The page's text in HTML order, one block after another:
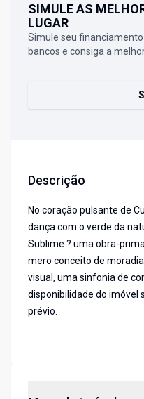
SIMULE AS
LUGAR
Simule seu
bancos e consiga a
Descrição
No coração pulsante de
dança com o verde da
Sublime ? uma obra-
mero conceito de
visual, uma sinfonia de
disponibilidade do imóvel
prévio.